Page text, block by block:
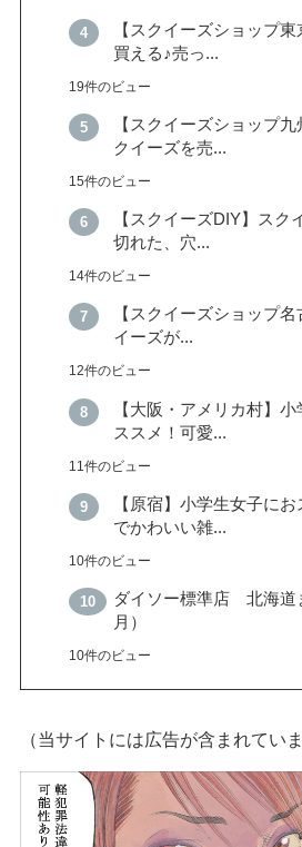
【スクイーズショップ
買える♪売っ...
19件のビュー
【スクイーズショップ
クイーズを売...
15件のビュー
【スクイーズDIY】スク
切れた、穴...
14件のビュー
【スクイーズショップ
イーズが...
12件のビュー
【大阪・アメリカ村】
ススメ！可愛...
11件のビュー
【原宿】小学生女子に
でかわいい雑...
10件のビュー
ダイソー標準店 北海道
月）
10件のビュー
（当サイトには広告が含まれていま